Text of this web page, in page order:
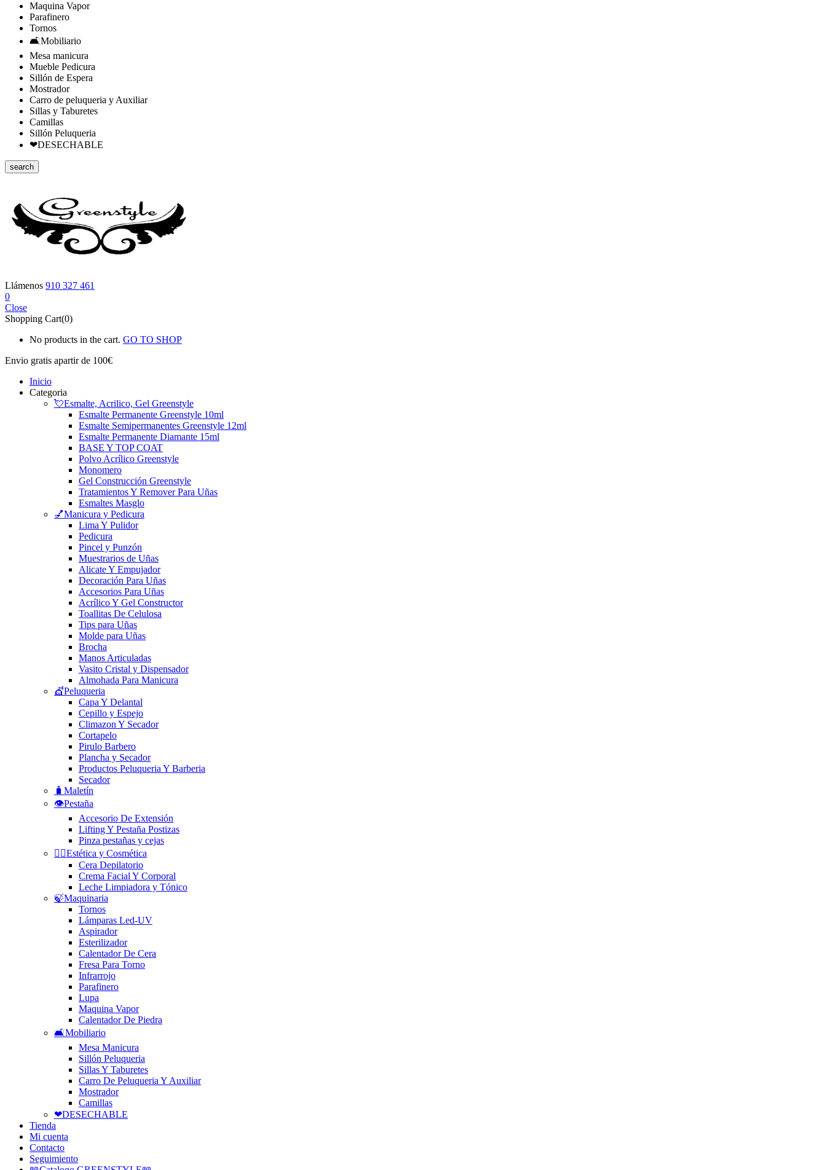
Maquina Vapor
Parafinero
Tornos
🛋️Mobiliario
Mesa manicura
Mueble Pedicura
Sillón de Espera
Mostrador
Carro de peluqueria y Auxiliar
Sillas y Taburetes
Camillas
Sillón Peluqueria
❤DESECHABLE
search
Llámenos 910 327 461
0
Close
Shopping Cart(0)
No products in the cart. GO TO SHOP
Envio gratis apartir de 100€
Inicio
Categoria
💘Esmalte, Acrilico, Gel Greenstyle
Esmalte Permanente Greenstyle 10ml
Esmalte Semipermanentes Greenstyle 12ml
Esmalte Permanente Diamante 15ml
BASE Y TOP COAT
Polvo Acrílico Greenstyle
Monomero
Gel Construcción Greenstyle
Tratamientos Y Remover Para Uñas
Esmaltes Masglo
💅Manicura y Pedicura
Lima Y Pulidor
Pedicura
Pincel y Punzón
Muestrarios de Uñas
Alicate Y Empujador
Decoración Para Uñas
Accesorios Para Uñas
Acrílico Y Gel Constructor
Toallitas De Celulosa
Tips para Uñas
Molde para Uñas
Brocha
Manos Articuladas
Vasito Cristal y Dispensador
Almohada Para Manicura
💇Peluqueria
Capa Y Delantal
Cepillo y Espejo
Climazon Y Secador
Cortapelo
Pirulo Barbero
Plancha y Secador
Productos Peluqueria Y Barberia
Secador
🧳Maletín
👁️Pestaña
Accesorio De Extensión
Lifting Y Pestaña Postizas
Pinza pestañas y cejas
🧘‍♀️Estética y Cosmética
Cera Depilatorio
Crema Facial Y Corporal
Leche Limpiadora y Tónico
🍃Maquinaria
Tornos
Lámparas Led-UV
Aspirador
Esterilizador
Calentador De Cera
Fresa Para Torno
Infrarrojo
Parafinero
Lupa
Maquina Vapor
Calentador De Piedra
🛋️Mobiliario
Mesa Manicura
Sillón Peluqueria
Sillas Y Taburetes
Carro De Peluqueria Y Auxiliar
Mostrador
Camillas
❤DESECHABLE
Tienda
Mi cuenta
Contacto
Seguimiento